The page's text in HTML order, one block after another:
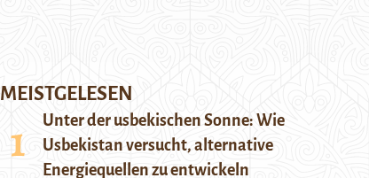
MEISTGELESEN
Unter der usbekischen Sonne: Wie
Usbekistan versucht, alternative
Energiequellen zu entwickeln